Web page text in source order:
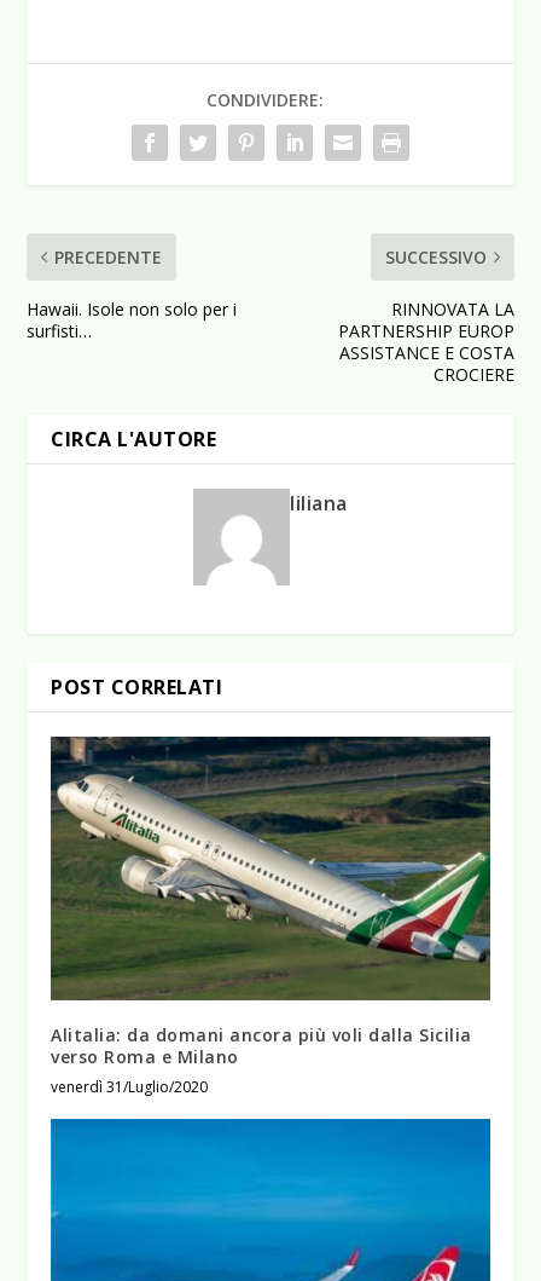
CONDIVIDERE:
PRECEDENTE
Hawaii. Isole non solo per i
surfisti…
SUCCESSIVO
RINNOVATA LA
PARTNERSHIP EUROP
ASSISTANCE E COSTA
CROCIERE
CIRCA L'AUTORE
liliana
POST CORRELATI
Alitalia: da domani ancora più voli dalla Sicilia
verso Roma e Milano
venerdì 31/Luglio/2020